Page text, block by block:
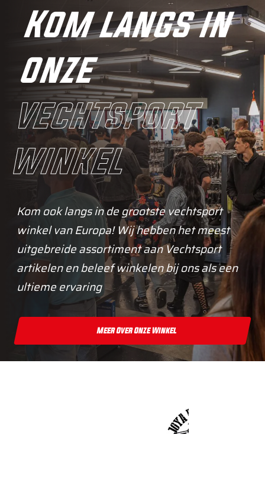
Kom langs in
onze
vechtsport
winkel
Kom ook langs in de grootste vechtsport
winkel van Europa! Wij hebben het meest
uitgebreide assortiment aan Vechtsport
artikelen en beleef winkelen bij ons als een
ultieme ervaring
Meer Over Onze Winkel